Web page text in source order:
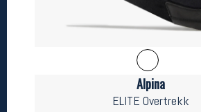
Alpina
ELITE Overtrekk